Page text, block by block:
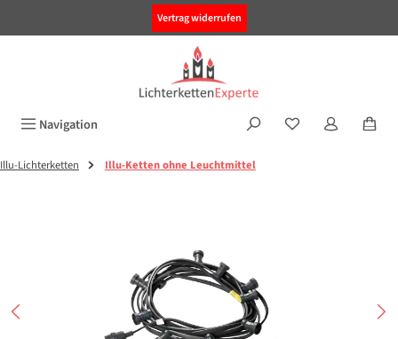
Vertrag widerrufen
Navigation
Illu-Lichterketten Illu-Ketten ohne Leuchtmittel